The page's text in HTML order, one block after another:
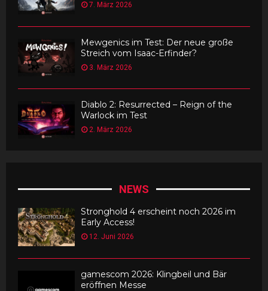
7. März 2026
Mewgenics im Test: Der neue große
Streich vom Isaac-Erfinder?
3. März 2026
Diablo 2: Resurrected – Reign of the
Warlock im Test
2. März 2026
NEWS
Stronghold 4 erscheint noch 2026 im
Early Access!
12. Juni 2026
gamescom 2026: Klingbeil und Bär
eröffnen Messe